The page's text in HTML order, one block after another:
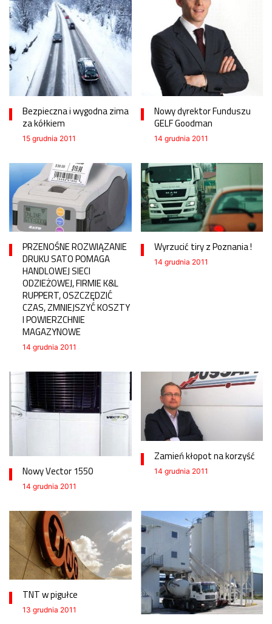
Bezpieczna i wygodna zima
za kółkiem
15 grudnia 2011
Nowy dyrektor Funduszu
GELF Goodman
14 grudnia 2011
PRZENOŚNE ROZWIĄZANIE
DRUKU SATO POMAGA
HANDLOWEJ SIECI
ODZIEŻOWEJ, FIRMIE K&L
RUPPERT, OSZCZĘDZIĆ
CZAS, ZMNIEJSZYĆ KOSZTY
I POWIERZCHNIE
MAGAZYNOWE
14 grudnia 2011
Wyrzucić tiry z Poznania !
14 grudnia 2011
Nowy Vector 1550
14 grudnia 2011
Zamień kłopot na korzyść
14 grudnia 2011
TNT w pigułce
13 grudnia 2011